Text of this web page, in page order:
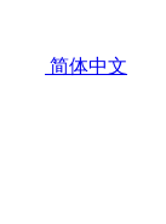
简体中文